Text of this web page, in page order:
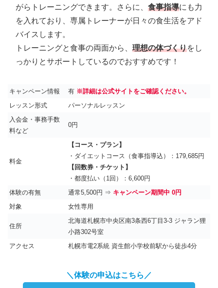
がらトレーニングできます。さらに、 食事指導にも力
を入れており、専属トレーナーが日々の食生活をアド
バイスします。
トレーニングと食事の両面から、 理想の体づくりをし
っかりとサポートしているのでおすすめです！
キャンペーン情報 有 ※詳細は公式サイトをご確認ください。
レッスン形式
パーソナルレッスン
入会金・事務手数
料など
0円
料金
【コース・プラン】
・ダイエットコース（食事指導込）：179,685円
【回数券・チケット】
・都度払い（1回）：6,600円
体験の有無
通常5,500円 ⇒ キャンペーン期間中 0円
対象
女性専用
住所
北海道札幌市中央区南3条西6丁目3-3 ジャラン狸
小路302号室
アクセス
札幌市電2系統 資生館小学校前駅から徒歩4分
＼体験の申込はこちら／